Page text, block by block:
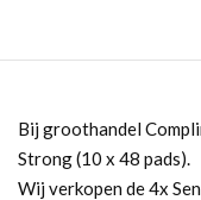
Bij groothandel
Strong (10 x 48 pads).
Wij verkopen de 4x